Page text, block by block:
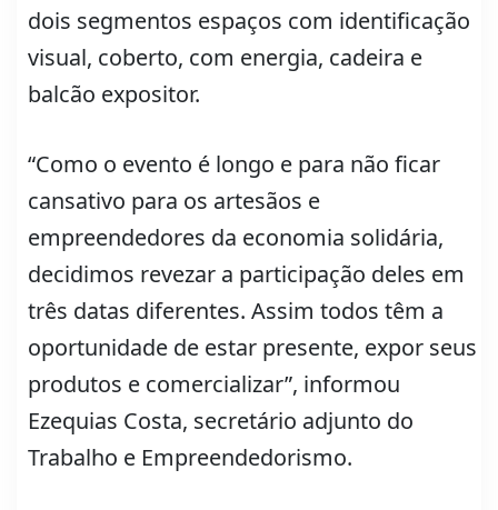
dois segmentos espaços com identificação
visual, coberto, com energia, cadeira e
balcão expositor.
“Como o evento é longo e para não ficar
cansativo para os artesãos e
empreendedores da economia solidária,
decidimos revezar a participação deles em
três datas diferentes. Assim todos têm a
oportunidade de estar presente, expor seus
produtos e comercializar”, informou
Ezequias Costa, secretário adjunto do
Trabalho e Empreendedorismo.